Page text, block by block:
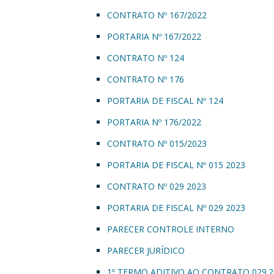
CONTRATO Nº 167/2022
PORTARIA Nº 167/2022
CONTRATO Nº 124
CONTRATO Nº 176
PORTARIA DE FISCAL Nº 124
PORTARIA Nº 176/2022
CONTRATO Nº 015/2023
PORTARIA DE FISCAL Nº 015 2023
CONTRATO Nº 029 2023
PORTARIA DE FISCAL Nº 029 2023
PARECER CONTROLE INTERNO
PARECER JURÍDICO